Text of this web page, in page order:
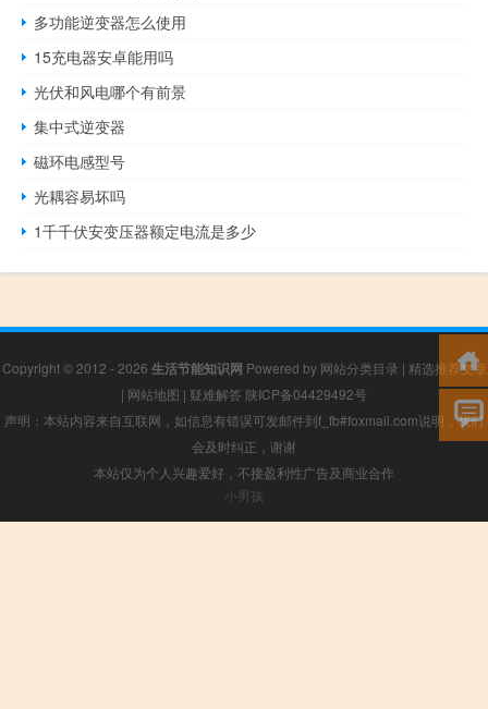
多功能逆变器怎么使用
15充电器安卓能用吗
光伏和风电哪个有前景
集中式逆变器
磁环电感型号
光耦容易坏吗
1千千伏安变压器额定电流是多少
Copyright © 2012 - 2026 生活节能知识网 Powered by 网站分类目录 | 精选推荐文章
| 网站地图 | 疑难解答 陕ICP备04429492号
声明：本站内容来自互联网，如信息有错误可发邮件到f_fb#foxmail.com说明，我们
会及时纠正，谢谢
本站仅为个人兴趣爱好，不接盈利性广告及商业合作
小男孩